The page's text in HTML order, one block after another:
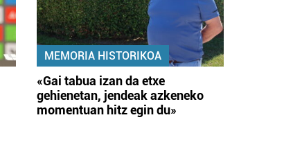
MEMORIA HISTORIKOA
«Gai tabua izan da etxe
gehienetan, jendeak azkeneko
momentuan hitz egin du»